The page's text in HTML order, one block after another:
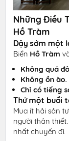
Những Điều
Hồ Tràm
Dậy sớm một
Biển Hồ Tràm
Không quá
Không ồn ào.
Chỉ có tiếng
Thử một buổi
Mua ít hải sản
người thân
nhất chuyến đi.